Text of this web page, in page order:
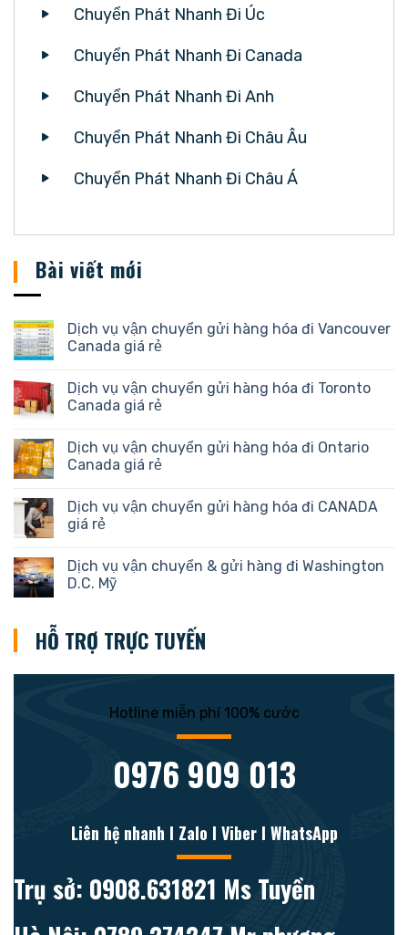
Chuyển Phát Nhanh Đi Úc
Chuyển Phát Nhanh Đi Canada
Chuyển Phát Nhanh Đi Anh
Chuyển Phát Nhanh Đi Châu Âu
Chuyển Phát Nhanh Đi Châu Á
Bài viết mới
Dịch vụ vận chuyển gửi hàng hóa đi Vancouver
Canada giá rẻ
Dịch vụ vận chuyển gửi hàng hóa đi Toronto
Canada giá rẻ
Dịch vụ vận chuyển gửi hàng hóa đi Ontario
Canada giá rẻ
Dịch vụ vận chuyển gửi hàng hóa đi CANADA
giá rẻ
Dịch vụ vận chuyển & gửi hàng đi Washington
D.C. Mỹ
HỖ TRỢ TRỰC TUYẾN
Hotline miễn phí 100% cước
0976 909 013
Liên hệ nhanh l Zalo l Viber l WhatsApp
Trụ sở: 0908.631821 Ms Tuyền